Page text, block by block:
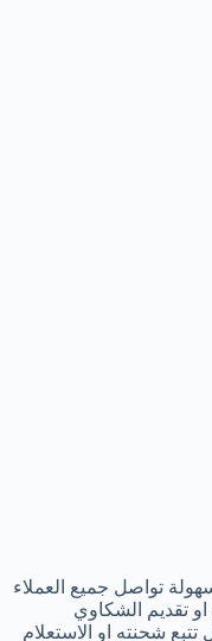
تواصل جميع العملاء
تقديم الشكاوي
شحنته او الاستعلام